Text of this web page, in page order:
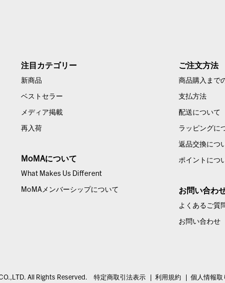
注目カテゴリー
新商品
ベストセラー
メディア掲載
再入荷
MoMAについて
What Makes Us Different
MoMAメンバーシップについて
ご注文方法
商品購入まで
支払方法
配送について
ラッピングに
返品交換につ
ポイントにつ
お問い合わ
よくあるご質
お問い合わせ
All Rights Reserved. 特定商取引法表示 利用規約 個人情報取